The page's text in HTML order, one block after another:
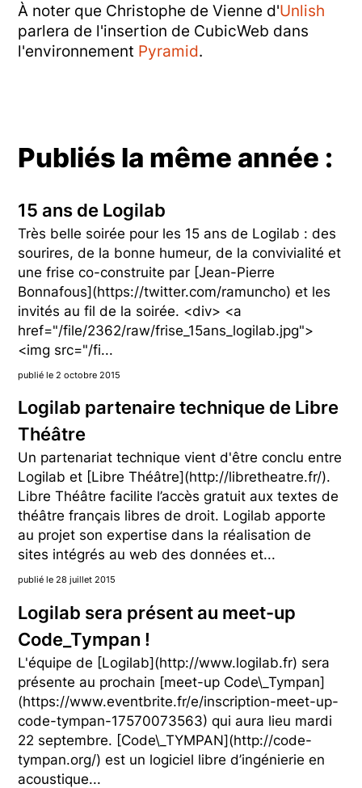
À noter que Christophe de Vienne d'Unlish
parlera de l'insertion de CubicWeb dans
l'environnement Pyramid.
Publiés la même année :
15 ans de Logilab
Très belle soirée pour les 15 ans de Logilab : des
sourires, de la bonne humeur, de la convivialité et
une frise co-construite par [Jean-Pierre
Bonnafous](https://twitter.com/ramuncho) et les
invités au fil de la soirée. <div> <a
href="/file/2362/raw/frise_15ans_logilab.jpg">
<img src="/fi...
publié le 2 octobre 2015
Logilab partenaire technique de Libre
Théâtre
Un partenariat technique vient d'être conclu entre
Logilab et [Libre Théâtre](http://libretheatre.fr/).
Libre Théâtre facilite l’accès gratuit aux textes de
théâtre français libres de droit. Logilab apporte
au projet son expertise dans la réalisation de
sites intégrés au web des données et...
publié le 28 juillet 2015
Logilab sera présent au meet-up
Code_Tympan !
L'équipe de [Logilab](http://www.logilab.fr) sera
présente au prochain [meet-up Code\_Tympan]
(https://www.eventbrite.fr/e/inscription-meet-up-
code-tympan-17570073563) qui aura lieu mardi
22 septembre. [Code\_TYMPAN](http://code-
tympan.org/) est un logiciel libre d’ingénierie en
acoustique...